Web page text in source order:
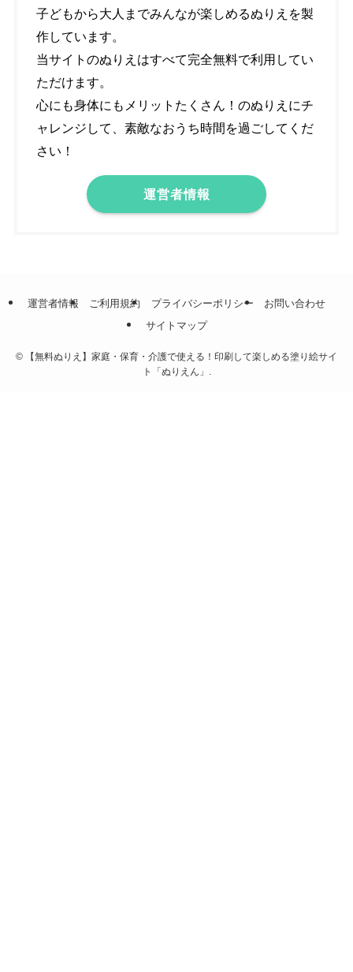
子どもから大人までみんなが楽しめるぬりえを製
作しています。
当サイトのぬりえはすべて完全無料で利用してい
ただけます。
心にも身体にもメリットたくさん！のぬりえにチ
ャレンジして、素敵なおうち時間を過ごしてくだ
さい！
運営者情報
運営者情報 ご利用規約 プライバシーポリシー
お問い合わせ
サイトマップ
© 【無料ぬりえ】家庭・保育・介護で使える！印刷して楽しめる塗り絵サイ
ト「ぬりえん」.